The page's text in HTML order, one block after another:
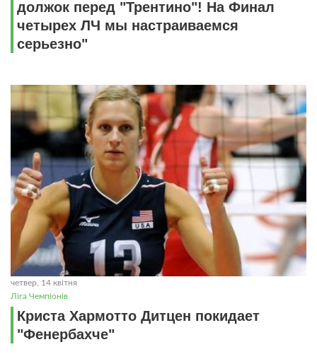
должок перед "Трентино"! На Финал
четырех ЛЧ мы настраиваемся
серьезно"
четвер, 14 квітня
Ліга Чемпіонів
Криста Хармотто Дитцен покидает
"Фенербахче"